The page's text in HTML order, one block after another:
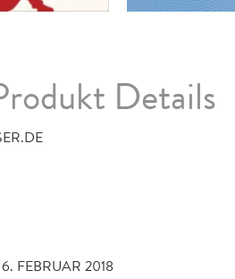
Details
6. FEBRUAR 2018